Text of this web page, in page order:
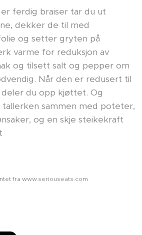
ferdig braiser tar du ut
dekker de til med
og setter gryten på
varme for reduksjon av
og tilsett salt og pepper om
Når den er redusert til
deler du opp kjøttet. Og
sammen med poteter,
og en skje steikekraft
fra www.seriouseats.com